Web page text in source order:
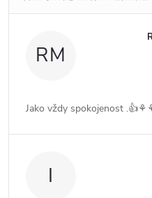
RM
Jako vždy spokojenost
I